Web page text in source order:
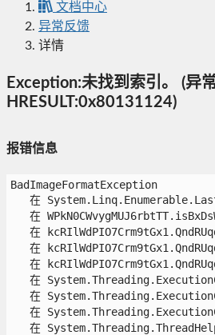
文档中心
异常反馈
详情
Exception:未找到索引。 (异
HRESULT:0x80131124)
报错信息
BadImageFormatException
在
在
在
在
在
在
在
在
在